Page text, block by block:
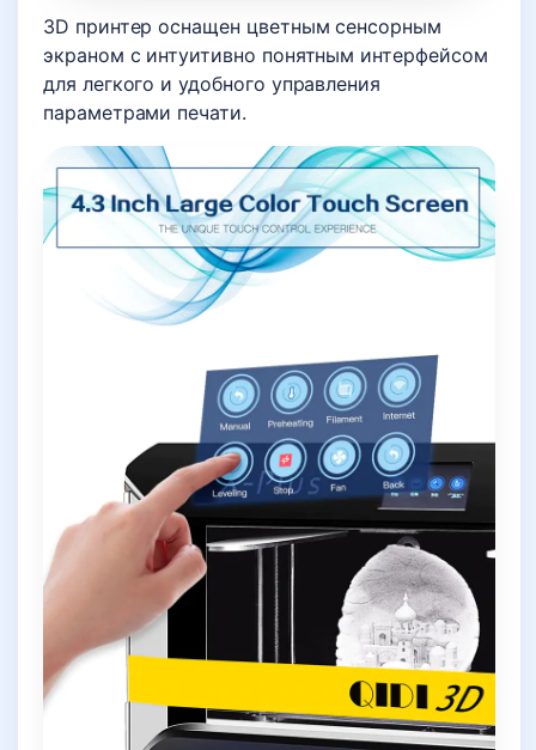
3D принтер оснащен цветным сенсорным
экраном с интуитивно понятным интерфейсом
для легкого и удобного управления
параметрами печати.